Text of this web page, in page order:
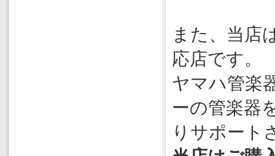
また、当店
応店です。
ヤマハ管楽
ーの管楽器
りサポート